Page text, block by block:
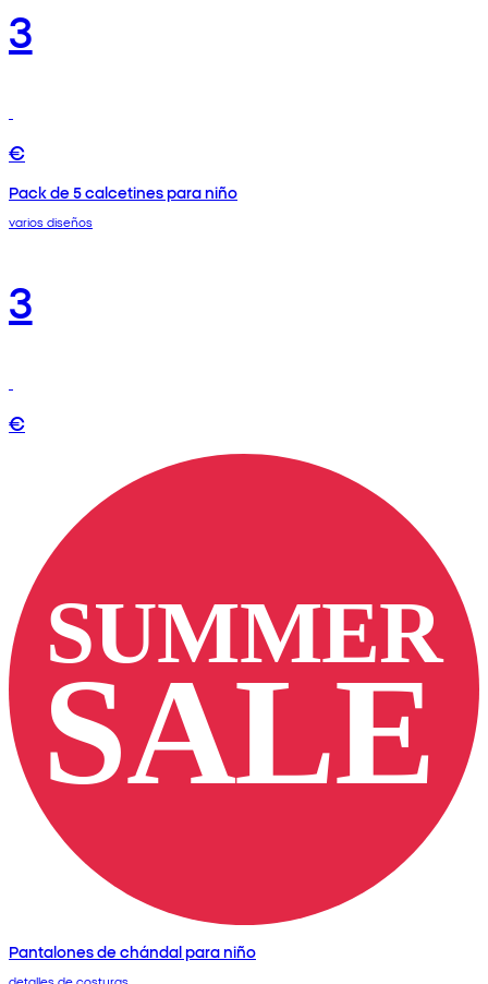
3
€
Pack de 5 calcetines para niño
varios diseños
3
€
Pantalones de chándal para niño